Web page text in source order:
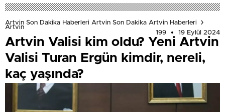
Artvin Son Dakika Haberleri Artvin Son Dakika Artvin Haberleri
Artvin
199
19 Eylül 2024
Artvin Valisi kim oldu? Yeni Artvin
Valisi Turan Ergün kimdir, nereli,
kaç yaşında?